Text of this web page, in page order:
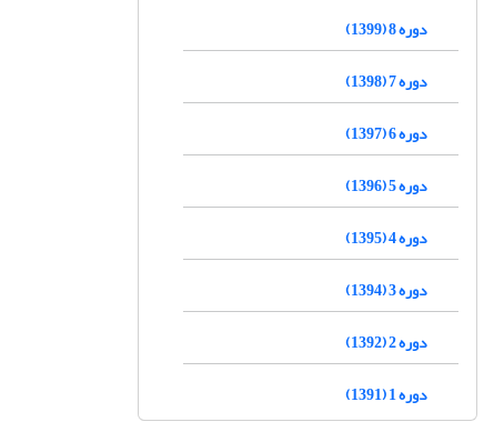
دوره 8 (1399)
دوره 7 (1398)
دوره 6 (1397)
دوره 5 (1396)
دوره 4 (1395)
دوره 3 (1394)
دوره 2 (1392)
دوره 1 (1391)